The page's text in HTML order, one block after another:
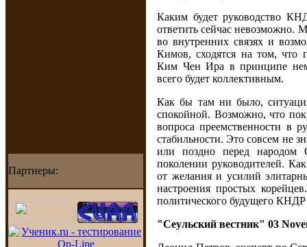
Каким будет руководство
ответить сейчас невозможно.
во внутренних связях и
Кимов, сходятся на том, что
Ким Чен Ира в принципе
всего будет коллективным.
Как бы там ни было,
спокойной. Возможно, что
вопроса преемственности в
стабильности. Это совсем не
или поздно перед народом
поколении руководителей.
от желания и усилий
настроения простых
политического будущего
"Сеульский вестник" 03
Партнеры: